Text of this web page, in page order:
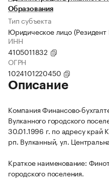
Образования
Тип субъекта
Юридическое лицо
ИНН
4105011832
ОГРН
1024101220450
Описание
Компания Финансово-
Вулканного городского
30.01.1996 г. по адресу край
рп. Вулканный, ул.
Краткое наименование:
городского поселения.